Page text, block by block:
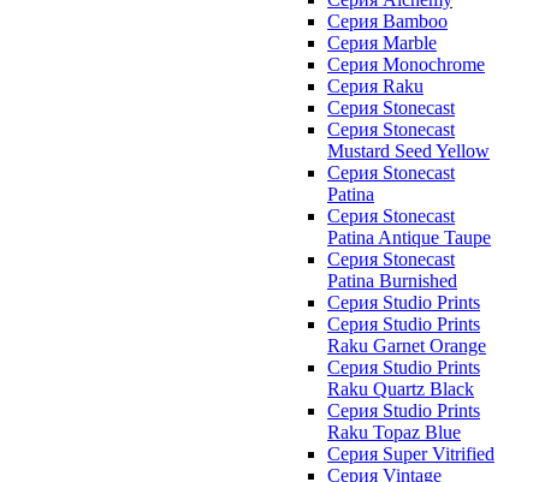
Серия Bamboo
Серия Marble
Серия Monochrome
Серия Raku
Серия Stonecast
Серия Stonecast
Mustard Seed Yellow
Серия Stonecast
Patina
Серия Stonecast
Patina Antique Taupe
Серия Stonecast
Patina Burnished
Серия Studio Prints
Серия Studio Prints
Raku Garnet Orange
Серия Studio Prints
Raku Quartz Black
Серия Studio Prints
Raku Topaz Blue
Серия Super Vitrified
Серия Vintage